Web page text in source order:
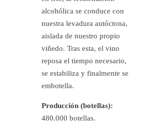
alcohólica se conduce con
nuestra levadura autóctona,
aislada de nuestro propio
viñedo. Tras esta, el vino
reposa el tiempo necesario,
se estabiliza y finalmente se
embotella.
Producción (botellas):
480.000 botellas.